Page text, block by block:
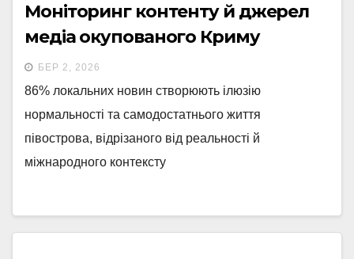
Моніторинг контенту й джерел
медіа окупованого Криму
БЕР 2, 2026
86% локальних новин створюють ілюзію
нормальності та самодостатнього життя
півострова, відрізаного від реальності й
міжнародного контексту